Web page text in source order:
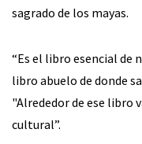
sagrado de los mayas.
“Es el libro esencial de
libro abuelo de donde
"Alrededor de ese libro
cultural”.